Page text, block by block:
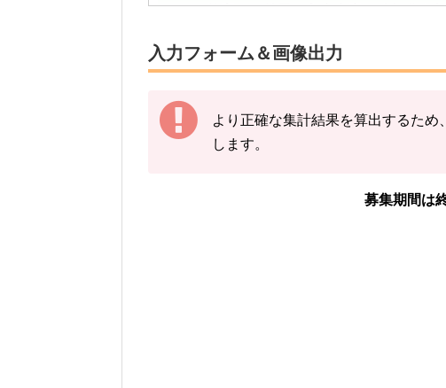
数字は、前回の入力内容に追加分を
【例】
その後の結果が2匹→前回入力した
下記の情報を入力し、
「イベント開始前のプラスル
入力フォーム＆画像出力
より正確な集計結果を算出するた
します。
募集期間は